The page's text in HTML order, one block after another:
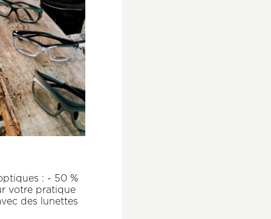
: - 50 %
votre pratique
des lunettes